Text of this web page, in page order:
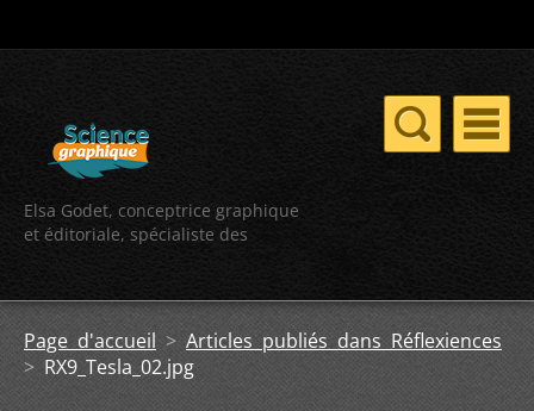
Elsa Godet, conceptrice graphique
et éditoriale, spécialiste des
Page d'accueil > Articles publiés dans Réflexiences
> RX9_Tesla_02.jpg